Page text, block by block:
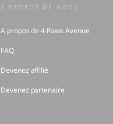
À PROPOS DE NOUS:
A propos de 4 Paws Avenue
FAQ
Devenez affilié
Devenez partenaire